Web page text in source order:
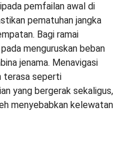
pemfailan awal di
pematuhan jangka
Bagi ramai
menguruskan beban
jenama. Menavigasi
terasa seperti
yang bergerak sekaligus,
menyebabkan kelewatan